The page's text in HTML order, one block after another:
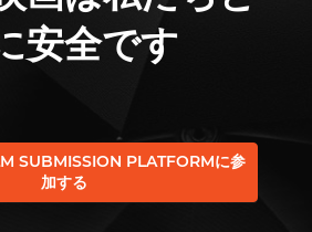
安全です
SUBMISSION PLATFORMに参
加する